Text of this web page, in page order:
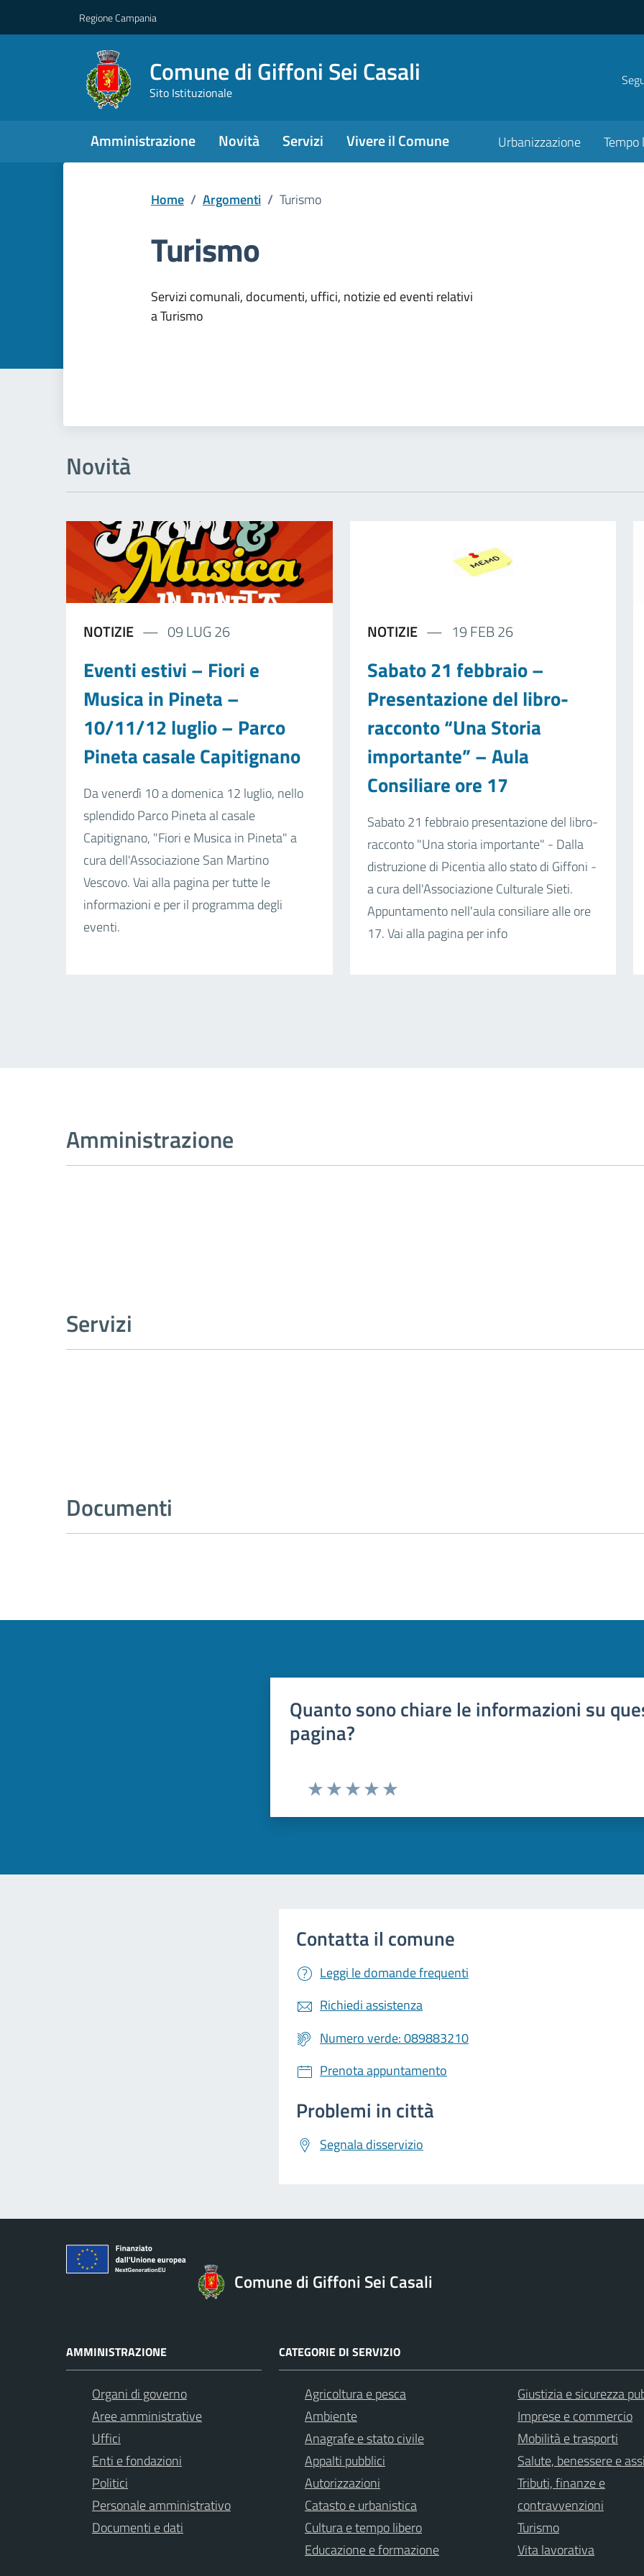
Regione Campania
Comune di Giffoni Sei Casali
Sito Istituzionale
Amministrazione Novità Servizi Vivere il Comune Urbanizzazione Tempo
Home / Argomenti / Turismo
Turismo
Dettagli dell'argomento
Servizi comunali, documenti, uffici, notizie ed eventi relativi
a Turismo
Novità
NOTIZIE 09 LUG 26
Eventi estivi – Fiori e
Musica in Pineta –
10/11/12 luglio – Parco
Pineta casale Capitignano
Da venerdì 10 a domenica 12 luglio, nello
splendido Parco Pineta al casale
Capitignano, "Fiori e Musica in Pineta" a
cura dell'Associazione San Martino
Vescovo. Vai alla pagina per tutte le
informazioni e per il programma degli
eventi.
NOTIZIE 19 FEB 26
Sabato 21 febbraio –
Presentazione del libro-
racconto “Una Storia
importante” – Aula
Consiliare ore 17
Sabato 21 febbraio presentazione del libro-
racconto "Una storia importante" - Dalla
distruzione di Picentia allo stato di Giffoni -
a cura dell'Associazione Culturale Sieti.
Appuntamento nell'aula consiliare alle ore
17. Vai alla pagina per info
Amministrazione
Servizi
Documenti
Quanto sono chiare le informazioni su
pagina?
Contatta il comune
Leggi le domande frequenti
Richiedi assistenza
Numero verde: 089883210
Prenota appuntamento
Problemi in città
Segnala disservizio
Comune di Giffoni Sei Casali
AMMINISTRAZIONE
Organi di governo
Aree amministrative
Uffici
Enti e fondazioni
Politici
Personale amministrativo
Documenti e dati
CATEGORIE DI SERVIZIO
Agricoltura e pesca
Ambiente
Anagrafe e stato civile
Appalti pubblici
Autorizzazioni
Catasto e urbanistica
Cultura e tempo libero
Educazione e formazione
Giustizia e sicurezza
Imprese e commercio
Mobilità e trasporti
Salute, benessere e
Tributi, finanze e
contravvenzioni
Turismo
Vita lavorativa